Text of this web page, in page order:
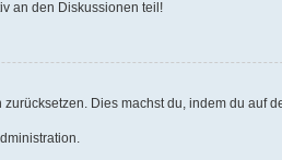
an den Diskussionen teil!
Dies machst du, indem du auf